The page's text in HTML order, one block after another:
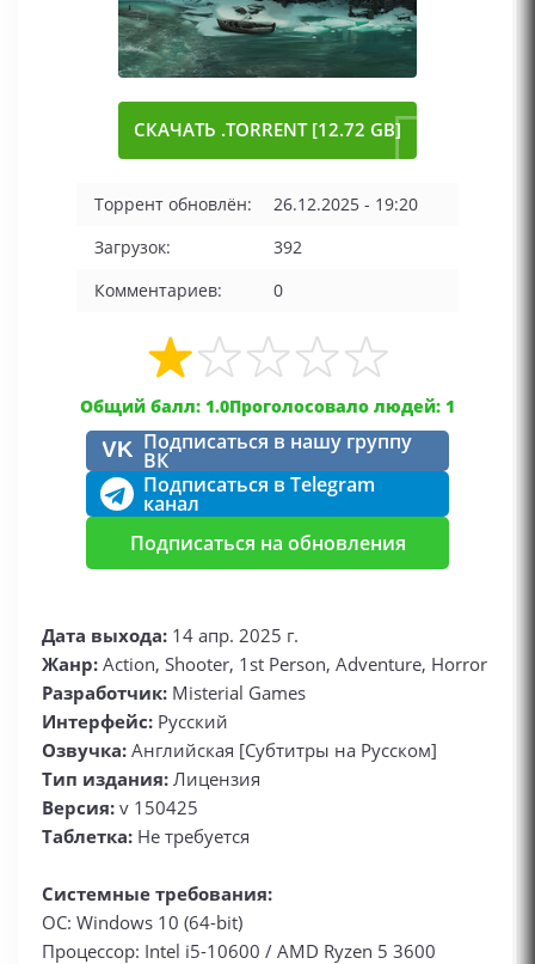
СКАЧАТЬ .TORRENT [12.72 GB]
Торрент обновлён:
26.12.2025 - 19:20
Загрузок:
392
Комментариев:
0
Общий балл: 1.0Проголосовало людей: 1
VK Подписаться в нашу группу
ВК
Подписаться в Telegram
канал
Подписаться на обновления
Дата выхода: 14 апр. 2025 г.
Жанр: Action, Shooter, 1st Person, Adventure, Horror
Разработчик: Misterial Games
Интерфейс: Русский
Озвучка: Английская [Субтитры на Русском]
Тип издания: Лицензия
Версия: v 150425
Таблетка: Не требуется
Системные требования:
ОС: Windows 10 (64-bit)
Процессор: Intel i5-10600 / AMD Ryzen 5 3600